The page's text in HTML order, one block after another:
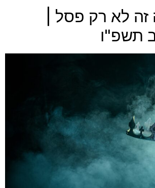
זה לא רק פסל |
תשפ"ו